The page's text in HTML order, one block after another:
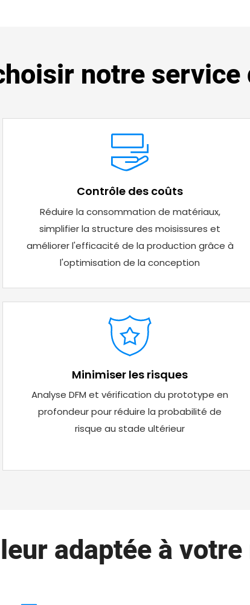
notre service
Contrôle des coûts
Réduire la consommation de matériaux,
simplifier la structure des moisissures et
améliorer l'efficacité de la production grâce à
l'optimisation de la conception
Minimiser les risques
Analyse DFM et vérification du prototype en
profondeur pour réduire la probabilité de
risque au stade ultérieur
adaptée à